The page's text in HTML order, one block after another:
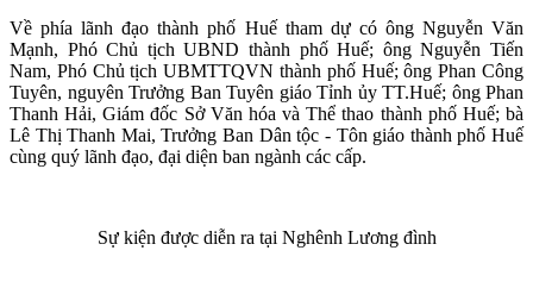
Về phía lãnh đạo thành phố Huế tham dự có ông Nguyễn Văn
Mạnh, Phó Chủ tịch UBND thành phố Huế; ông Nguyễn Tiến
Nam, Phó Chủ tịch UBMTTQVN thành phố Huế; ông Phan Công
Tuyên, nguyên Trưởng Ban Tuyên giáo Tỉnh ủy TT.Huế; ông Phan
Thanh Hải, Giám đốc Sở Văn hóa và Thể thao thành phố Huế; bà
Lê Thị Thanh Mai, Trưởng Ban Dân tộc - Tôn giáo thành phố Huế
cùng quý lãnh đạo, đại diện ban ngành các cấp.
Sự kiện được diễn ra tại Nghênh Lương đình